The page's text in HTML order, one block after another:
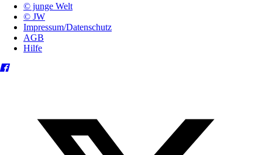
© junge Welt
© JW
Impressum/Datenschutz
AGB
Hilfe